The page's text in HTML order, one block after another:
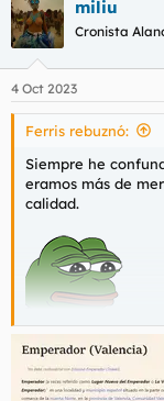
c
i
a
d
o
r
d
l
t
e
a
e
n
i
i
o
miliu
Cronista
4 Oct 2023
Ferris rebuznó:
Siempre he
eramos más de
calidad.